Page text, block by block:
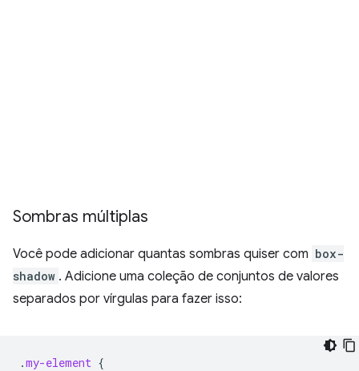
Sombras múltiplas
Você pode adicionar quantas sombras quiser com box-
shadow . Adicione uma coleção de conjuntos de valores
separados por vírgulas para fazer isso:
.my-element {